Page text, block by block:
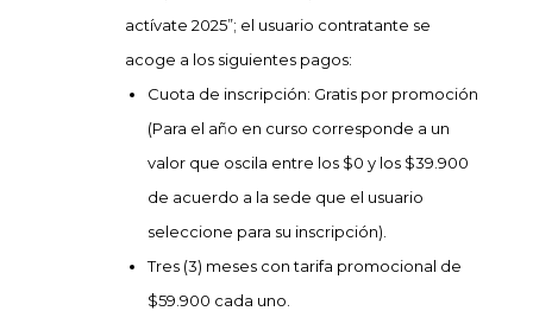
actívate 2025”; el usuario contratante se
acoge a los siguientes pagos:
Cuota de inscripción: Gratis por promoción
(Para el año en curso corresponde a un
valor que oscila entre los $0 y los $39.900
de acuerdo a la sede que el usuario
seleccione para su inscripción).
Tres (3) meses con tarifa promocional de
$59.900 cada uno